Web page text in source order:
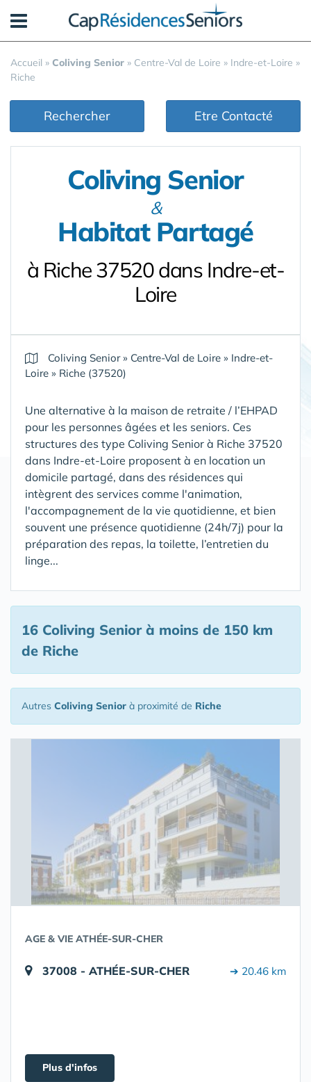
Accueil » Coliving Senior » Centre-Val de Loire » Indre-et-Loire »
Riche
Rechercher Etre Contacté
Coliving Senior
&
Habitat Partagé
à Riche 37520 dans Indre-et-
Loire
Coliving Senior» Centre-Val de Loire » Indre-et-
Loire » Riche (37520)
Une alternative à la maison de retraite / l’EHPAD
pour les personnes âgées et les seniors. Ces
structures des type Coliving Senior à Riche 37520
dans Indre-et-Loire proposent à en location un
domicile partagé, dans des résidences qui
intègrent des services comme l'animation,
l'accompagnement de la vie quotidienne, et bien
souvent une présence quotidienne (24h/7j) pour la
préparation des repas, la toilette, l’entretien du
linge...
16 Coliving Seniorà moins de 150 km
de Riche
Autres Coliving Senior à proximité de Riche
AGE & VIE ATHÉE-SUR-CHER
37008 - ATHÉE-SUR-CHER ➔ 20.46 km
Plus d'infos